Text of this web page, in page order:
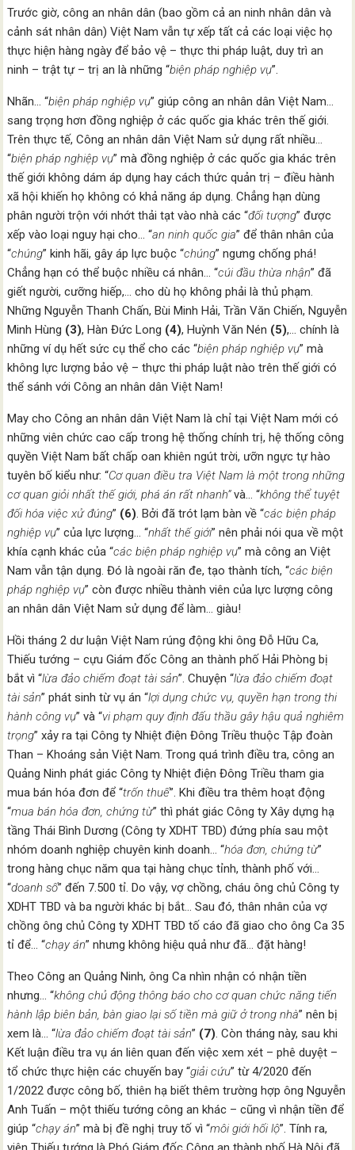
Trước giờ, công an nhân dân (bao gồm cả an ninh nhân dân và
cảnh sát nhân dân) Việt Nam vẫn tự xếp tất cả các loại việc họ
thực hiện hàng ngày để bảo vệ – thực thi pháp luật, duy trì an
ninh – trật tự – trị an là những “biện pháp nghiệp vụ”.
Nhãn… “biện pháp nghiệp vụ” giúp công an nhân dân Việt Nam…
sang trọng hơn đồng nghiệp ở các quốc gia khác trên thế giới.
Trên thực tế, Công an nhân dân Việt Nam sử dụng rất nhiều…
“biện pháp nghiệp vụ” mà đồng nghiệp ở các quốc gia khác trên
thế giới không dám áp dụng hay cách thức quản trị – điều hành
xã hội khiến họ không có khả năng áp dụng. Chẳng hạn dùng
phân người trộn với nhớt thải tạt vào nhà các “đối tượng” được
xếp vào loại nguy hại cho… “an ninh quốc gia” để thân nhân của
“chúng” kinh hãi, gây áp lực buộc “chúng” ngưng chống phá!
Chẳng hạn có thể buộc nhiều cá nhân… “cúi đầu thừa nhận” đã
giết người, cưỡng hiếp,… cho dù họ không phải là thủ phạm.
Những Nguyễn Thanh Chấn, Bùi Minh Hải, Trần Văn Chiến, Nguyễn
Minh Hùng (3), Hàn Đức Long (4), Huỳnh Văn Nén (5),… chính là
những ví dụ hết sức cụ thể cho các “biện pháp nghiệp vụ” mà
không lực lượng bảo vệ – thực thi pháp luật nào trên thế giới có
thể sánh với Công an nhân dân Việt Nam!
May cho Công an nhân dân Việt Nam là chỉ tại Việt Nam mới có
những viên chức cao cấp trong hệ thống chính trị, hệ thống công
quyền Việt Nam bất chấp oan khiên ngút trời, ưỡn ngực tự hào
tuyên bố kiểu như: “Cơ quan điều tra Việt Nam là một trong những
cơ quan giỏi nhất thế giới, phá án rất nhanh”và… “không thể tuyệt
đối hóa việc xử đúng” (6). Bởi đã trót lạm bàn về “các biện pháp
nghiệp vụ” của lực lượng… “nhất thế giới” nên phải nói qua về một
khía cạnh khác của “các biện pháp nghiệp vụ” mà công an Việt
Nam vẫn tận dụng. Đó là ngoài răn đe, tạo thành tích, “các biện
pháp nghiệp vụ” còn được nhiều thành viên của lực lượng công
an nhân dân Việt Nam sử dụng để làm… giàu!
Hồi tháng 2 dư luận Việt Nam rúng động khi ông Đỗ Hữu Ca,
Thiếu tướng – cựu Giám đốc Công an thành phố Hải Phòng bị
bắt vì “lừa đảo chiếm đoạt tài sản”. Chuyện “lừa đảo chiếm đoạt
tài sản” phát sinh từ vụ án “lợi dụng chức vụ, quyền hạn trong thi
hành công vụ” và “vi phạm quy định đấu thầu gây hậu quả nghiêm
trọng” xảy ra tại Công ty Nhiệt điện Đông Triều thuộc Tập đoàn
Than – Khoáng sản Việt Nam. Trong quá trình điều tra, công an
Quảng Ninh phát giác Công ty Nhiệt điện Đông Triều tham gia
mua bán hóa đơn để “trốn thuế”. Khi điều tra thêm hoạt động
“mua bán hóa đơn, chứng từ” thì phát giác Công ty Xây dựng hạ
tầng Thái Bình Dương (Công ty XDHT TBD) đứng phía sau một
nhóm doanh nghiệp chuyên kinh doanh… “hóa đơn, chứng từ”
trong hàng chục năm qua tại hàng chục tỉnh, thành phố với…
“doanh số” đến 7.500 tỉ. Do vậy, vợ chồng, cháu ông chủ Công ty
XDHT TBD và ba người khác bị bắt… Sau đó, thân nhân của vợ
chồng ông chủ Công ty XDHT TBD tố cáo đã giao cho ông Ca 35
tỉ để… “chạy án” nhưng không hiệu quả như đã… đặt hàng!
Theo Công an Quảng Ninh, ông Ca nhìn nhận có nhận tiền
nhưng… “không chủ động thông báo cho cơ quan chức năng tiến
hành lập biên bản, bàn giao lại số tiền mà giữở trong nhà” nên bị
xem là… “lừa đảo chiếm đoạt tài sản” (7). Còn tháng này, sau khi
Kết luận điều tra vụ án liên quan đến việc xem xét – phê duyệt –
tổ chức thực hiện các chuyến bay “giải cứu” từ 4/2020 đến
1/2022 được công bố, thiên hạ biết thêm trường hợp ông Nguyễn
Anh Tuấn – một thiếu tướng công an khác – cũng vì nhận tiền để
giúp “chạy án” mà bị đề nghị truy tố vì “môi giới hối lộ”. Tính ra,